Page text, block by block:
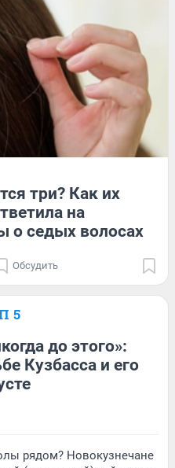
три? Как их
на
о седых волосах
Обсудить
5
до этого»:
Кузбасса и его
рядом? Новокузнечане